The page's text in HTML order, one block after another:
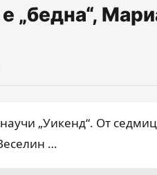
„бедна“,
„Уикенд“. От
…